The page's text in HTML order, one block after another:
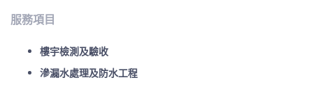
服務項目
樓宇檢測及驗收
滲漏水處理及防水工程